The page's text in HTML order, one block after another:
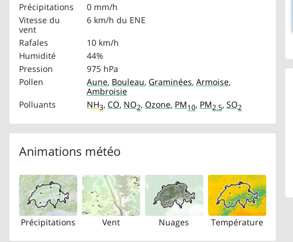
Précipitations
0 mm/h
Vitesse du
vent
6 km/h du ENE
Rafales
10 km/h
Humidité
44%
Pression
975 hPa
Pollen
Aune, Bouleau, Graminées, Armoise,
Ambroisie
Polluants
NH3, CO, NO2, Ozone, PM10, PM2.5, SO2
Animations météo
Précipitations Vent Nuages Température